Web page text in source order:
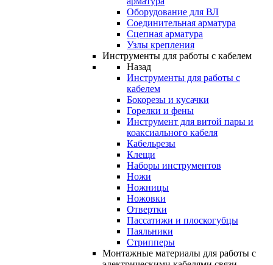
Оборудование для ВЛ
Соединительная арматура
Сцепная арматура
Узлы крепления
Инструменты для работы с кабелем
Назад
Инструменты для работы с
кабелем
Бокорезы и кусачки
Горелки и фены
Инструмент для витой пары и
коаксиального кабеля
Кабельрезы
Клещи
Наборы инструментов
Ножи
Ножницы
Ножовки
Отвертки
Пассатижи и плоскогубцы
Паяльники
Стрипперы
Монтажные материалы для работы с